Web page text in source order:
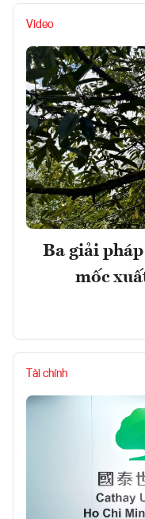
Video
Ba giải
mốc
Tài chính